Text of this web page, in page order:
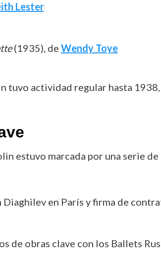
Lester
(1935), de Wendy Toye
tuvo actividad regular hasta
estuvo marcada por una serie
en París y firma de
de obras clave con los Ballets